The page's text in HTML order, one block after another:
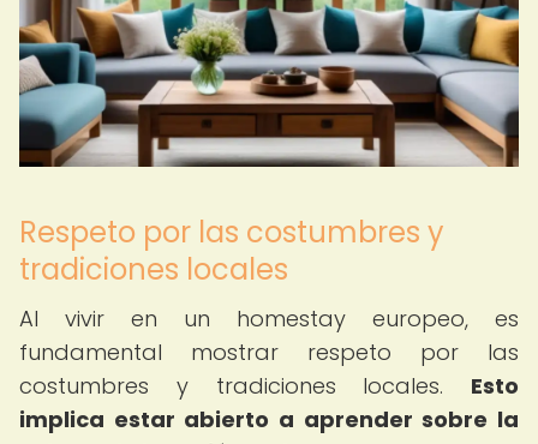
Respeto por las costumbres y
tradiciones locales
Al vivir en un homestay europeo, es
fundamental mostrar respeto por las
costumbres y tradiciones locales. Esto
implica estar abierto a aprender sobre la